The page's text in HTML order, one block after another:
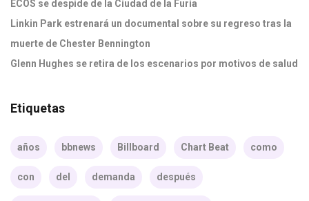
ECOS se despide de la Ciudad de la Furia
Linkin Park estrenará un documental sobre su regreso tras la
muerte de Chester Bennington
Glenn Hughes se retira de los escenarios por motivos de salud
Etiquetas
años bbnews Billboard Chart Beat como
con del demanda después